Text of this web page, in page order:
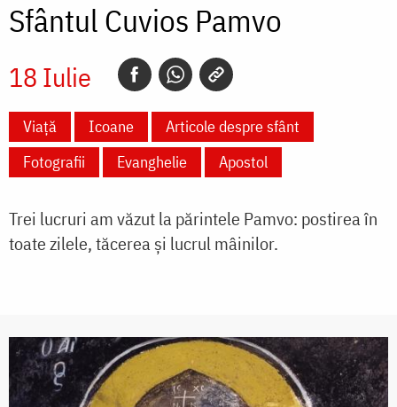
Sfântul Cuvios Pamvo
18 Iulie
Viață Icoane
Articole despre sfânt
Fotografii
Evanghelie Apostol
Trei lucruri am văzut la părintele Pamvo: postirea în
toate zilele, tăcerea și lucrul mâinilor.